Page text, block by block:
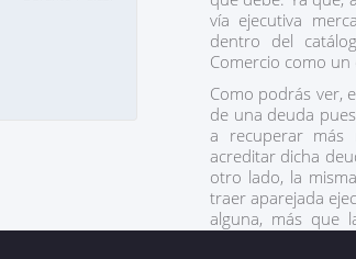
vía ejecutiva
dentro del
Comercio como
Como podrás ver,
de una deuda
a recuperar
acreditar dicha
otro lado, la
traer aparejada
alguna, más que